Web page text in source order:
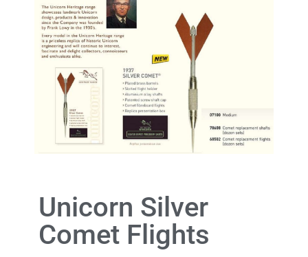
Unicorn Silver
Comet Flights